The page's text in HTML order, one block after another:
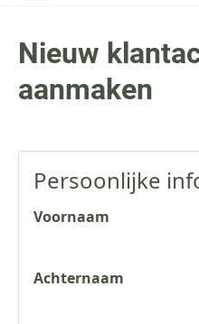
Nieuw
aanmaken
Persoonlijke
Voornaam
Achternaam